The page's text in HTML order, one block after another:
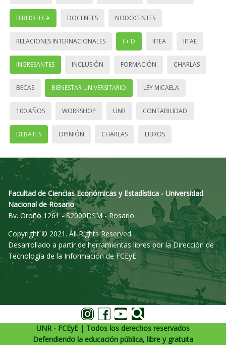
BIBLIOTECA DOCENTES NODOCENTES
RELACIONES INTERNACIONALES I + D IITEA IITAE
INGRESANTES INCLUSIÓN FORMACIÓN CHARLAS
BECAS BIENESTAR UNIVERSITARIO LEY MICAELA
100 AÑOS WORKSHOP UNR CONTABILIDAD
DEBATES OPINIÓN CHARLAS LIBROS
Facultad de Ciencias Económicas y Estadística - Universidad
Nacional de Rosario
Bv. Oroño 1261 - S2000DSM - Rosario
Copyright © 2021. All Rights Reserved.
Desarrollado a partir de herramientas libres por la Dirección de
Tecnología de la Información de FCEyE
UNR - FCEyE | Todos los derechos reservados
Defendiendo la educación pública, libre y gratuita